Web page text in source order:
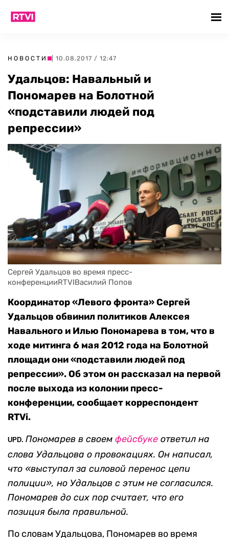
НОВОСТИ | 10.08.2017 / 12:47
Удальцов: Навальный и
Пономарев на Болотной
«подставили людей под
репрессии»
Сергей Удальцов во время пресс-
конференцииRTVIВасилий Попов
Координатор «Левого фронта» Сергей
Удальцов обвинил политиков Алексея
Навального и Илью Пономарева в том, что в
ходе митинга 6 мая 2012 года на Болотной
площади они «подставили людей под
репрессии». Об этом он рассказал на первой
после выхода из колонии пресс-
конференции, сообщает корреспондент
RTVi.
UPD. Пономарев в своем фейсбуке ответил на
слова Удальцова о провокациях. Он написал,
что «выступал за силовой перенос цепи
полиции», но Удальцов с этим не согласился.
Пономарев до сих пор считает, что его
позиция была правильной.
По словам Удальцова, Пономарев во время